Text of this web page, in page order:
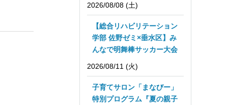
2026/08/08 (土)
【総合リハビリテーション
学部 佐野ゼミ×垂水区】み
んなで明舞棒サッカー大会
2026/08/11 (火)
子育てサロン「まなびー」
特別プログラム『夏の親子